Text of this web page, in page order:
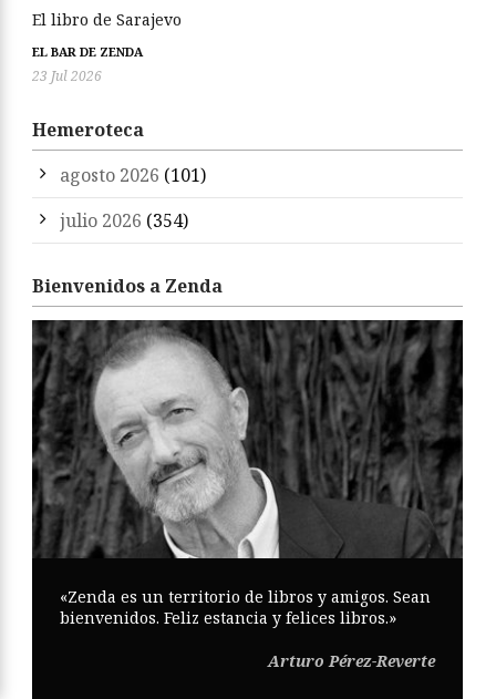
El libro de Sarajevo
EL BAR DE ZENDA
23 Jul 2026
Hemeroteca
agosto 2026 (101)
julio 2026 (354)
Bienvenidos a Zenda
«Zenda es un territorio de libros y amigos. Sean
bienvenidos. Feliz estancia y felices libros.»
Arturo Pérez-Reverte